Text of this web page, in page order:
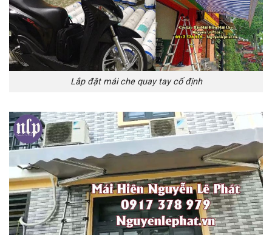
Lắp đặt mái che quay tay cố định